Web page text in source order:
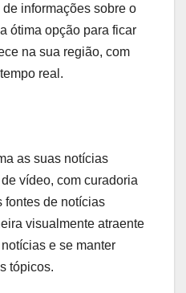
informações sobre o
ótima opção para ficar
na sua região, com
real.
as suas notícias
vídeo, com curadoria
fontes de notícias
visualmente atraente
e se manter
tópicos.